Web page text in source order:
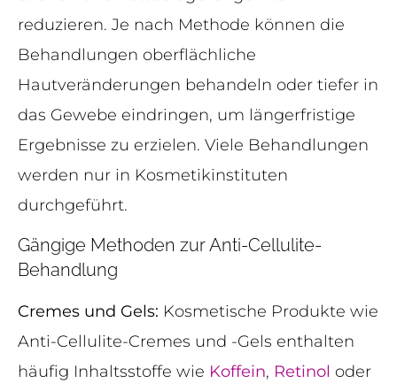
reduzieren. Je nach Methode können die
Behandlungen oberflächliche
Hautveränderungen behandeln oder tiefer in
das Gewebe eindringen, um längerfristige
Ergebnisse zu erzielen. Viele Behandlungen
werden nur in Kosmetikinstituten
durchgeführt.
Gängige Methoden zur Anti-Cellulite-
Behandlung
Cremes und Gels: Kosmetische Produkte wie
Anti-Cellulite-Cremes und -Gels enthalten
häufig Inhaltsstoffe wie Koffein, Retinol oder